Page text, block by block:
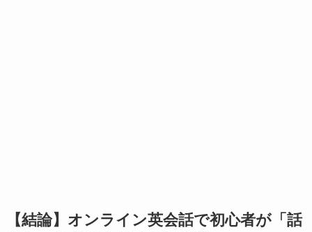
【結論】オンライン英会話で初心者が「話